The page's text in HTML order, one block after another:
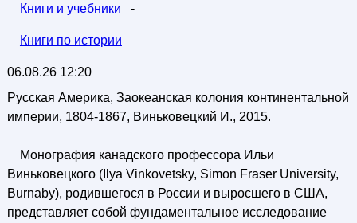
Книги и учебники -
Книги по истории
06.08.26 12:20
Русская Америка, Заокеанская колония континентальной
империи, 1804-1867, Виньковецкий И., 2015.
Монография канадского профессора Ильи
Виньковецкого (Ilya Vinkovetsky, Simon Fraser University,
Burnaby), родившегося в России и выросшего в США,
представляет собой фундаментальное исследование